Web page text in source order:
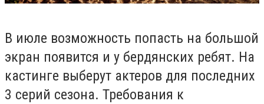
В июле возможность попасть на большой
экран появится и у бердянских ребят. На
кастинге выберут актеров для последних
3 серий сезона. Требования к